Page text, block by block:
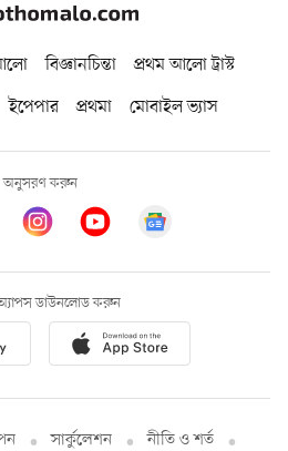
বিজ্ঞানচিন্তা
প্রথম আলো ট্রাস্ট
ইপেপার প্রথমা মোবাইল ভ্যাস
অনুসরণ করুন
ডাউনলোড করুন
সার্কুলেশন নীতি ও শর্ত